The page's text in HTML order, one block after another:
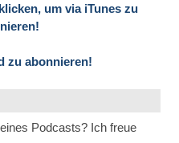
um via iTunes zu
zu abonnieren!
Podcasts? Ich freue